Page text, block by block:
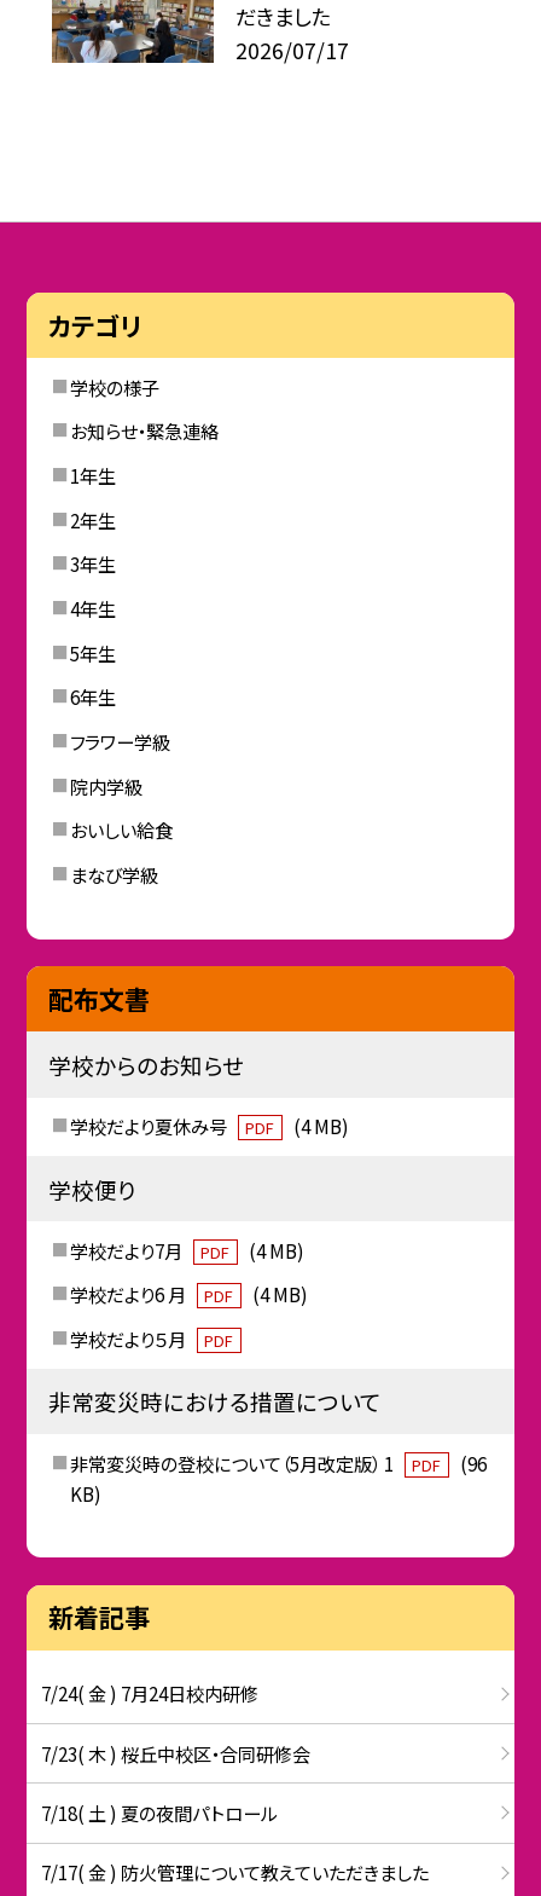
だきました
2026/07/17
カテゴリ
学校の様子
お知らせ・緊急連絡
1年生
2年生
3年生
4年生
5年生
6年生
フラワー学級
院内学級
おいしい給食
まなび学級
配布文書
学校からのお知らせ
学校だより夏休み号 PDF (4 MB)
学校便り
学校だより7月 PDF
(4 MB)
学校だより6 月
PDF
(4 MB)
学校だより５月
PDF
非常変災時における措置について
非常変災時の登校について（5月改定版） 1 PDF
(96
KB)
新着記事
7/24( 金 ) 7月24日校内研修
7/23( 木 ) 桜丘中校区・合同研修会
7/18( 土 ) 夏の夜間パトロール
7/17( 金 ) 防火管理について教えていただきました